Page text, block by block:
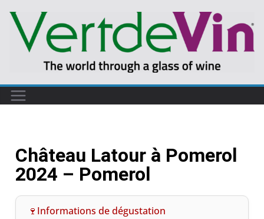
Château Latour à Pomerol
2024 – Pomerol
🍷Informations de dégustation